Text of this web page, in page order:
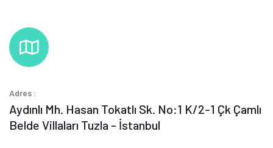
Adres :
Aydınlı Mh. Hasan Tokatlı Sk. No:1 K/2-1 Çk Çamlı
Belde Villaları Tuzla - İstanbul